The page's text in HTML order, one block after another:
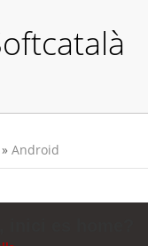
» Android